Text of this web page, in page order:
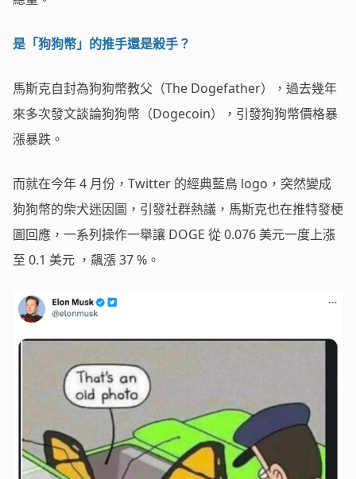
是「狗狗幣」的推手還是殺手？
馬斯克自封為狗狗幣教父（The Dogefather），過去幾年
來多次發文談論狗狗幣（Dogecoin），引發狗狗幣價格暴
漲暴跌。
而就在今年 4 月份，Twitter 的經典藍鳥 logo，突然變成
狗狗幣的柴犬迷因圖，引發社群熱議，馬斯克也在推特發梗
圖回應，一系列操作一舉讓 DOGE 從 0.076 美元一度上漲
至 0.1 美元 ，飆漲 37 %。